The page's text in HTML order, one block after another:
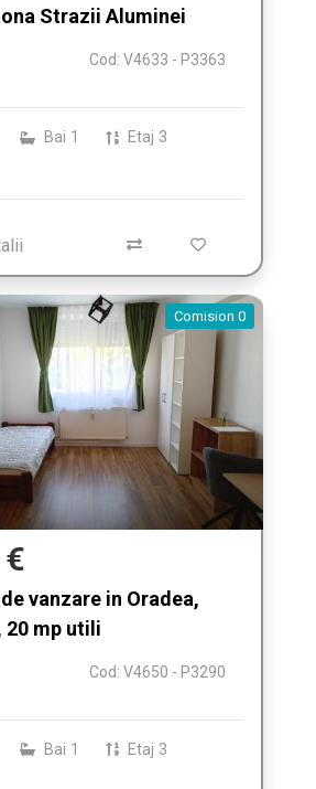
Strazii Aluminei
Cod: V4633 - P3363
Bai 1 Etaj 3
Comision 0
vanzare in Oradea,
20 mp utili
Cod: V4650 - P3290
Bai 1 Etaj 3